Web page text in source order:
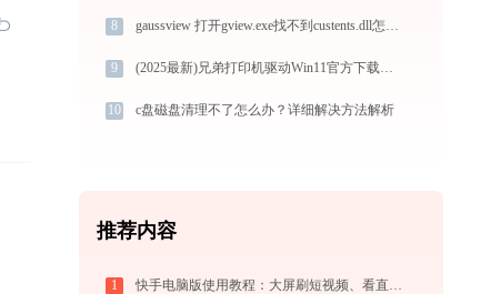
8 gaussview 打开gview.exe找不到custents.dll怎么办
9 (2025最新)兄弟打印机驱动Win11官方下载，兼容Win10/11
10 c盘磁盘清理不了怎么办？详细解决方法解析
推荐内容
1 快手电脑版使用教程：大屏刷短视频、看直播与PC直播伴侣一站式指南